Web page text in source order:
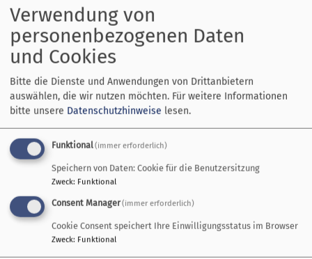
Am 24. Mai treffen wir uns
evangelischen
Gemeindehaus in Dießen
zu einem ganz besonderen
Gottesdienst. Wir feiern
einen Gartengottesdienst, quasi eine "
Pfingsten wird ja auch der "
genannt. Wie sich das bei einem schönen Fest gehört,
Augsburg ist in diesem Gottesdienst bei uns zu Gast. Und
nach dem Gottesdienst wird angestoßen! Bei einem
etwas anderen Kirchenkaffee können wir noch gemütlich
Verwendung von
personenbezogenen Daten
und Cookies
Bitte die Dienste und Anwendungen von Drittanbietern
auswählen, die wir nutzen möchten. Für weitere Informationen
bitte unsere Datenschutzhinweise lesen.
Funktional(immer erforderlich)
Speichern von Daten: Cookie für die Benutzersitzung
Zweck: Funktional
Consent Manager(immer erforderlich)
Cookie Consent speichert Ihre Einwilligungsstatus im Browser
Zweck: Funktional